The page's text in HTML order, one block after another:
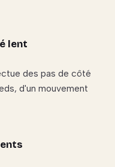
lent
des pas de côté
d'un mouvement